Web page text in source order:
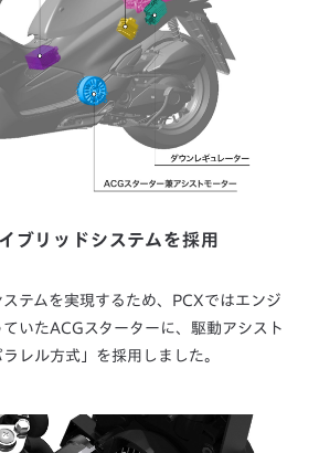
ブリッドシステムを採用
テムを実現するため、PCXではエンジ
いたACGスターターに、駆動アシスト
レル方式」を採用しました。